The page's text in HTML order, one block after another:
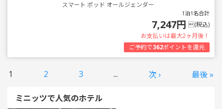
スマート ポッド オールジェンダー
1泊1名合計
7,247円 (税込)
お支払いは最大2ヶ月後！
ご予約で362ポイントを還元
1 2 3 ... 次 › 最後 »
ミニッツで人気のホテル